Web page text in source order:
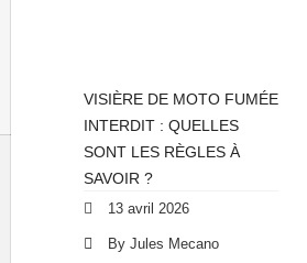
VISIÈRE DE MOTO FUMÉE
INTERDIT : QUELLES
SONT LES RÈGLES À
SAVOIR ?
13 avril 2026
By Jules Mecano